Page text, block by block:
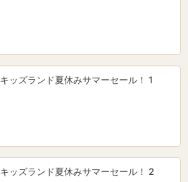
キッズランド夏休みサマーセール！ 1
キッズランド夏休みサマーセール！ 2